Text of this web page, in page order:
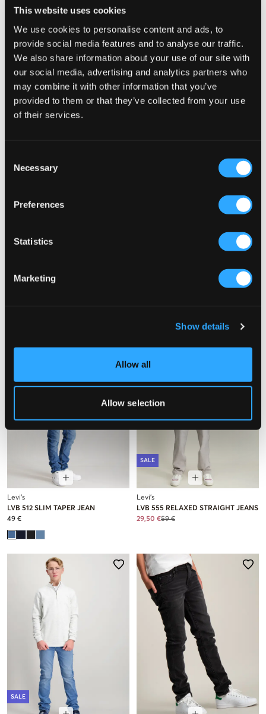
This website uses cookies
We use cookies to personalise content and ads, to
provide social media features and to analyse our traffic.
We also share information about your use of our site with
our social media, advertising and analytics partners who
may combine it with other information that you’ve
provided to them or that they’ve collected from your use
of their services.
Selection
Necessary
Preferences
Statistics
Marketing
Show details
Allow all
Allow selection
Levi's
HOODIE
HOODIE
39 €
Levi's
LVB 512 SLIM TAPER JEAN
49 €
SALE
Levi's
LVB 555 RELAXED STRAIGHT JEANS
29,50 €59 €
SALE